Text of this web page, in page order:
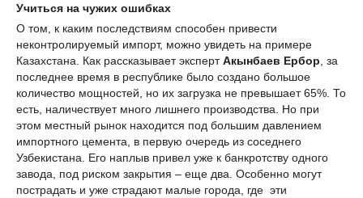
Учиться на чужих ошибках
О том, к каким последствиям способен привести
неконтролируемый импорт, можно увидеть на примере
Казахстана. Как рассказывает экспертАкынбаев Ербор , за
последнее время в республике было создано большое
количество мощностей, но их загрузка не превышает 65%. То
есть, наличествует много лишнего производства. Но при
этом местный рынок находится под большим давлением
импортного цемента, в первую очередь из соседнего
Узбекистана. Его наплыв привел уже к банкротству одного
завода, под риском закрытия – еще два. Особенно могут
пострадать и уже страдают малые города, где эти